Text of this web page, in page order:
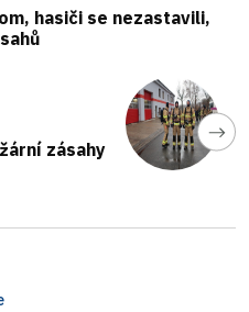
hasiči se nezastavili,
zásahy